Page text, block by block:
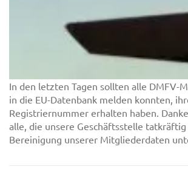
In den letzten Tagen sollten alle DMFV-
in die EU-Datenbank melden konnten,
Registriernummer erhalten haben.
alle, die unsere Geschäftsstelle
Bereinigung unserer Mitgliederdaten